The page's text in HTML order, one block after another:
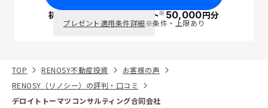
初回面談で ポイント※50,000円分
プレゼント適用条件詳細※条件・上限あり
TOP RENOSY不動産投資
お客様の声
RENOSY（リノシー）の評判・口コミ
デロイトトーマツコンサルティング合同会社